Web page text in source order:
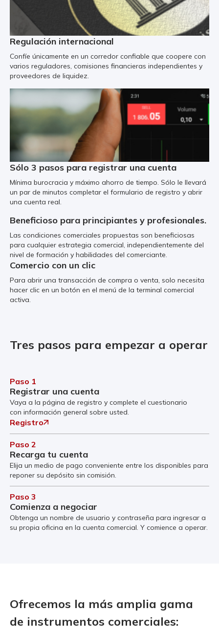
Regulación internacional
Confíe únicamente en un corredor confiable que coopere con
varios reguladores, comisiones financieras independientes y
proveedores de liquidez.
Sólo 3 pasos para registrar una cuenta
Mínima burocracia y máximo ahorro de tiempo. Sólo le llevará
un par de minutos completar el formulario de registro y abrir
una cuenta real.
Beneficioso para principiantes y profesionales.
Las condiciones comerciales propuestas son beneficiosas
para cualquier estrategia comercial, independientemente del
nivel de formación y habilidades del comerciante.
Comercio con un clic
Para abrir una transacción de compra o venta, solo necesita
hacer clic en un botón en el menú de la terminal comercial
activa.
Tres pasos para empezar a operar
Paso 1
Registrar una cuenta
Vaya a la página de registro y complete el cuestionario
con información general sobre usted.
Registro
Paso 2
Recarga tu cuenta
Elija un medio de pago conveniente entre los disponibles para
reponer su depósito sin comisión.
Paso 3
Comienza a negociar
Obtenga un nombre de usuario y contraseña para ingresar a
su propia oficina en la cuenta comercial. Y comience a operar.
Ofrecemos la más amplia gama
de instrumentos comerciales: